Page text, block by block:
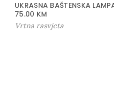
UKRASNA BAŠTENSKA
75.00 KM
Vrtna rasvjeta